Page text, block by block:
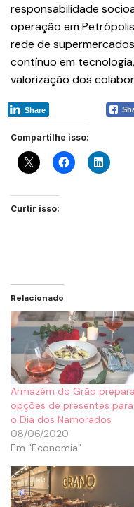
responsabilidade
operação em
rede de
contínuo em
valorização dos
Share
Compartilhe isso:
Curtir isso:
Relacionado
Armazém do Grão prepara
opções de presentes para
o Dia dos Namorados
08/06/2020
Em "Economia"